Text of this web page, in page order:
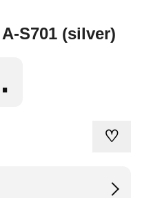
S701 (silver)
♡